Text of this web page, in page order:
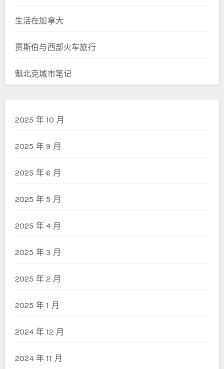
生活在加拿大
贾斯伯与西部火车旅行
魁北克城市笔记
2025 年 10 月
2025 年 9 月
2025 年 6 月
2025 年 5 月
2025 年 4 月
2025 年 3 月
2025 年 2 月
2025 年 1 月
2024 年 12 月
2024 年 11 月